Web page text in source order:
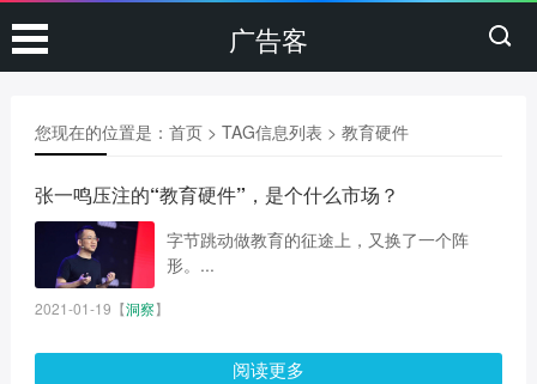
广告客
您现在的位置是： 首页> TAG信息列表 > 教育硬件
张一鸣压注的“教育硬件”，是个什么市场？
字节跳动做教育的征途上，又换了一个阵
形。...
2021-01-19 【洞察】
阅读更多